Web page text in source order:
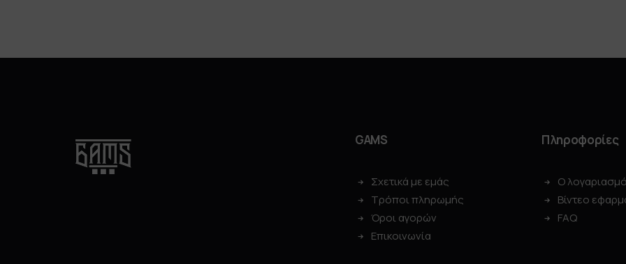
GAMS
Σχετικά με εμάς
Τρόποι πληρωμής
Όροι αγορών
Επικοινωνία
Πληροφορίες
Ο
Βίντεο
FAQ